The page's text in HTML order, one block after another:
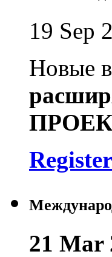
19 Sep
Новые
21 Mar